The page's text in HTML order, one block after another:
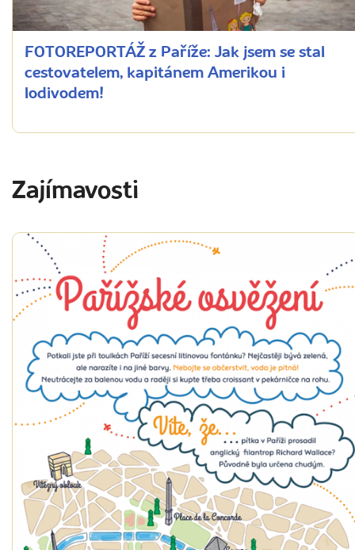
FOTOREPORTÁŽ z Paříže: Jak jsem se stal
cestovatelem, kapitánem Amerikou i
lodivodem!
Zajímavosti